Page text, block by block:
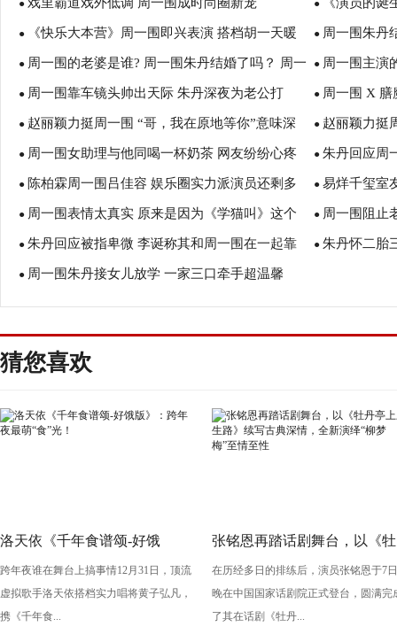
● ●
● 《快乐大本营》周一围即兴表演 搭档胡一天暖
男上身
● 周一围朱丹
朱丹是什么关
● 周一围的老婆是谁? 周一围朱丹结婚了吗？ 周一
围谈和朱丹恋情竟然是这样说的！
● 周一围主演
几岁？ 周一
● 周一围靠车镜头帅出天际 朱丹深夜为老公打
call!
● 周一围 X 膳
持
● 赵丽颖力挺周一围 “哥，我在原地等你”意味深
长！
● 赵丽颖力挺
● 周一围女助理与他同喝一杯奶茶 网友纷纷心疼
朱丹
● 朱丹回应周
难道没事做了
● 陈柏霖周一围吕佳容 娱乐圈实力派演员还剩多
少
● 易烊千玺室
一围
● 周一围表情太真实 原来是因为《学猫叫》这个
元宵小品
● 周一围阻止
● 朱丹回应被指卑微 李诞称其和周一围在一起靠
的是“无知”
● 朱丹怀二胎
● 周一围朱丹接女儿放学 一家三口牵手超温馨
猜您喜欢
洛天依《千年食谱颂-好饿
版》：跨年夜最萌“食”光！
跨年夜谁在舞台上搞事情12月31日，顶流
虚拟歌手洛天依搭档实力唱将黄子弘凡，
携《千年食...
张铭恩再踏话剧舞台，以《牡
丹亭上三生路》续写古典深
情，全新演绎“柳梦梅”至情至
在历经多日的排练后，演员张铭恩于7日
晚在中国国家话剧院正式登台，圆满完
了其在话剧《牡丹...